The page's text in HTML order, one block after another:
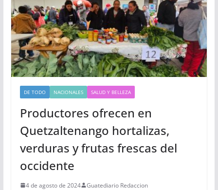
DE TODO NACIONALES SALUD Y BELLEZA
Productores ofrecen en
Quetzaltenango hortalizas,
verduras y frutas frescas del
occidente
4 de agosto de 2024 Guatediario Redaccion